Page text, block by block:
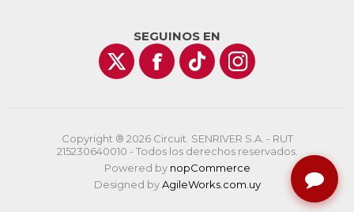
SEGUINOS EN
Copyright ® 2026 Circuit. SENRIVER S.A. - RUT
215230640010 - Todos los derechos reservados.
Powered by nopCommerce
Designed byAgileWorks.com.uy